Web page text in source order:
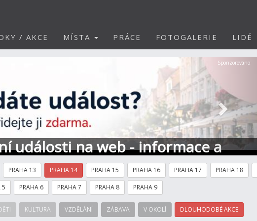
/ AKCE MÍSTA PRÁCE FOTOGALERIE LIDÉ
události na web - informace a
Další
Sponzorováno
PRAHA 13 PRAHA 14 PRAHA 15 PRAHA 16 PRAHA 17 PRAHA 18
5 PRAHA 6 PRAHA 7 PRAHA 8 PRAHA 9
KULTURA VZDĚLÁNÍ ZÁBAVA V OKOLÍ DLOUHODOBÉ AKCE